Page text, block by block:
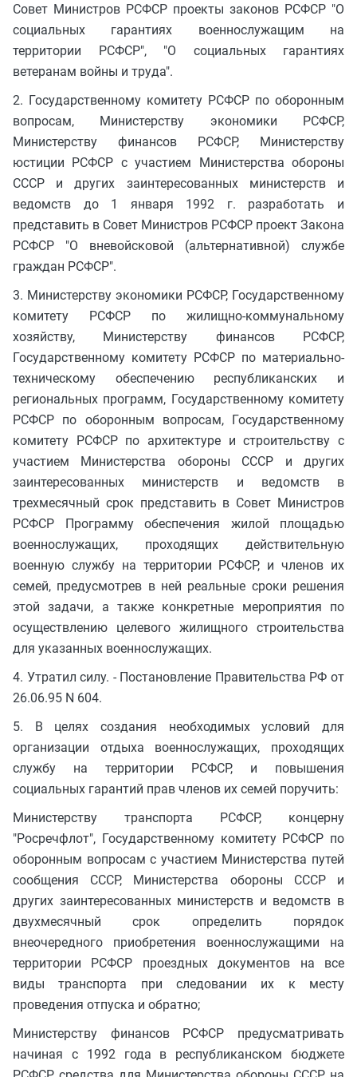
Совет Министров РСФСР проекты законов РСФСР "О
социальных гарантиях военнослужащим на
территории РСФСР", "О социальных гарантиях
ветеранам войны и труда".
2. Государственному комитету РСФСР по оборонным
вопросам, Министерству экономики РСФСР,
Министерству финансов РСФСР, Министерству
юстиции РСФСР с участием Министерства обороны
СССР и других заинтересованных министерств и
ведомств до 1 января 1992 г. разработать и
представить в Совет Министров РСФСР проект Закона
РСФСР "О вневойсковой (альтернативной) службе
граждан РСФСР".
3. Министерству экономики РСФСР, Государственному
комитету РСФСР по жилищно-коммунальному
хозяйству, Министерству финансов РСФСР,
Государственному комитету РСФСР по материально-
техническому обеспечению республиканских и
региональных программ, Государственному комитету
РСФСР по оборонным вопросам, Государственному
комитету РСФСР по архитектуре и строительству с
участием Министерства обороны СССР и других
заинтересованных министерств и ведомств в
трехмесячный срок представить в Совет Министров
РСФСР Программу обеспечения жилой площадью
военнослужащих, проходящих действительную
военную службу на территории РСФСР, и членов их
семей, предусмотрев в ней реальные сроки решения
этой задачи, а также конкретные мероприятия по
осуществлению целевого жилищного строительства
для указанных военнослужащих.
4. Утратил силу. - Постановление Правительства РФ от
26.06.95 N 604.
5. В целях создания необходимых условий для
организации отдыха военнослужащих, проходящих
службу на территории РСФСР, и повышения
социальных гарантий прав членов их семей поручить:
Министерству транспорта РСФСР, концерну
"Росречфлот", Государственному комитету РСФСР по
оборонным вопросам с участием Министерства путей
сообщения СССР, Министерства обороны СССР и
других заинтересованных министерств и ведомств в
двухмесячный срок определить порядок
внеочередного приобретения военнослужащими на
территории РСФСР проездных документов на все
виды транспорта при следовании их к месту
проведения отпуска и обратно;
Министерству финансов РСФСР предусматривать
начиная с 1992 года в республиканском бюджете